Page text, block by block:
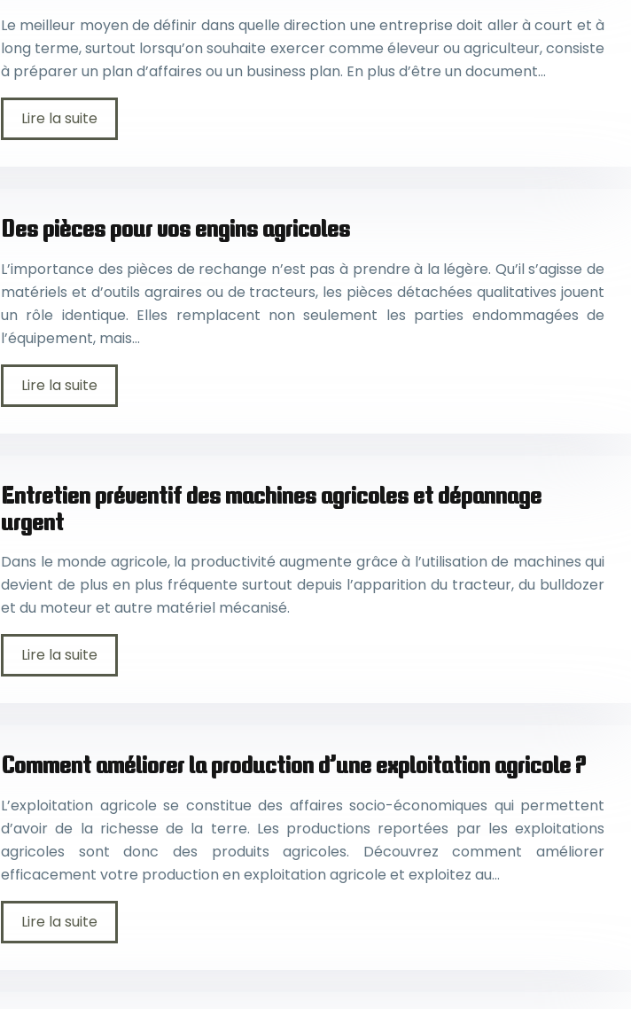
Le meilleur moyen de définir dans quelle direction une entreprise doit aller à court et à
long terme, surtout lorsqu’on souhaite exercer comme éleveur ou agriculteur, consiste
à préparer un plan d’affaires ou un business plan. En plus d’être un document…
Lire la suite
Des pièces pour vos engins agricoles
L’importance des pièces de rechange n’est pas à prendre à la légère. Qu’il s’agisse de
matériels et d’outils agraires ou de tracteurs, les pièces détachées qualitatives jouent
un rôle identique. Elles remplacent non seulement les parties endommagées de
l’équipement, mais…
Lire la suite
Entretien préventif des machines agricoles et dépannage
urgent
Dans le monde agricole, la productivité augmente grâce à l’utilisation de machines qui
devient de plus en plus fréquente surtout depuis l’apparition du tracteur, du bulldozer
et du moteur et autre matériel mécanisé.
Lire la suite
Comment améliorer la production d’une exploitation agricole ?
L’exploitation agricole se constitue des affaires socio-économiques qui permettent
d’avoir de la richesse de la terre. Les productions reportées par les exploitations
agricoles sont donc des produits agricoles. Découvrez comment améliorer
efficacement votre production en exploitation agricole et exploitez au…
Lire la suite